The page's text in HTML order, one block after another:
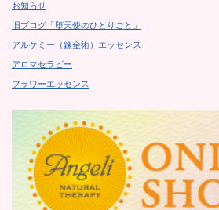
お知らせ
旧ブログ「堕天使のひとりごと」
アルケミー（錬金術）エッセンス
アロマセラピー
フラワーエッセンス